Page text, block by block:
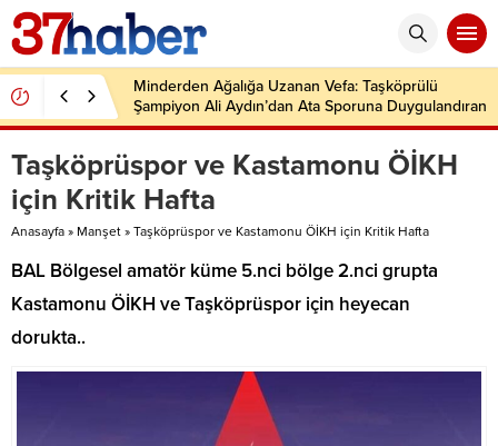
Minderden Ağalığa Uzanan Vefa: Taşköprülü
Şampiyon Ali Aydın’dan Ata Sporuna Duygulandıran
Dönüş
Taşköprüspor ve Kastamonu ÖİKH
için Kritik Hafta
Anasayfa » Manşet » Taşköprüspor ve Kastamonu ÖİKH için Kritik Hafta
BAL Bölgesel amatör küme 5.nci bölge 2.nci grupta
Kastamonu ÖİKH ve Taşköprüspor için heyecan
dorukta..